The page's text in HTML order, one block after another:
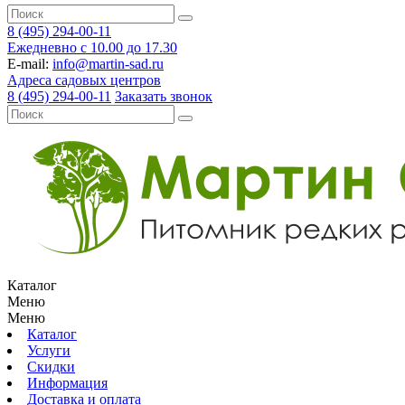
8 (495) 294-00-11
Ежедневно с 10.00 до 17.30
E-mail: info@martin-sad.ru
Адреса садовых центров
8 (495) 294-00-11 Заказать звонок
Каталог
Меню
Меню
Каталог
Услуги
Скидки
Информация
Доставка и оплата